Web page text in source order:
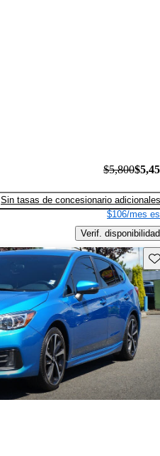
$5,800
Sin tasas de concesionario adicionales
$106/mes
Verif. disponibilidad